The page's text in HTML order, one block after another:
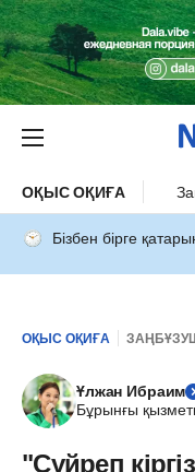
ОҚЫС ОҚИҒА
Бізбен бірге
ОҚЫС ОҚИҒА
Ұлжан Ибраим
Бұрынғы
"Сүйреп